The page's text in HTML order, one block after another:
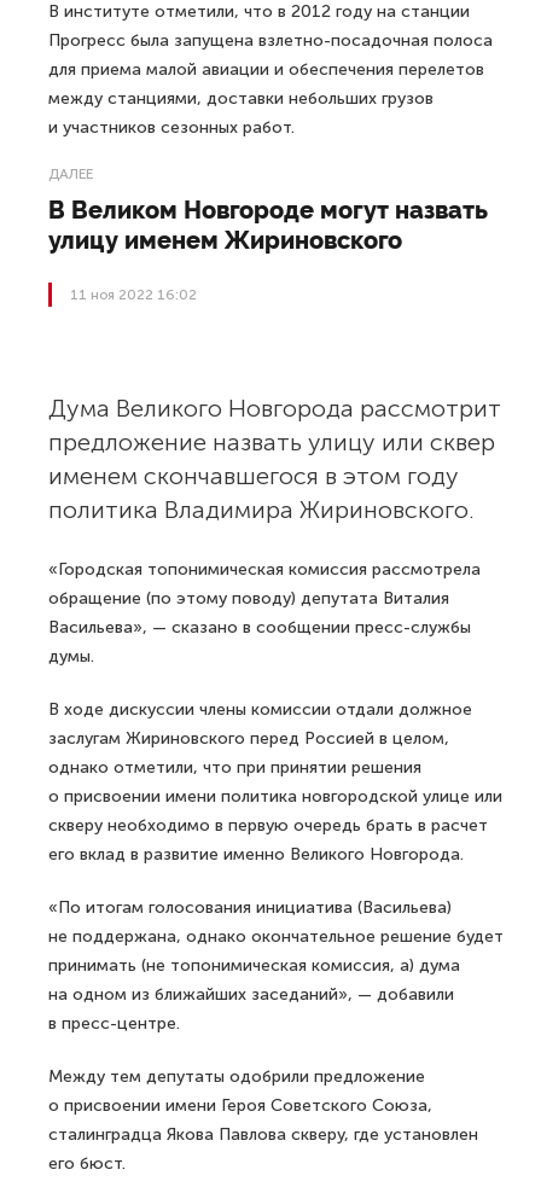
В институте отметили, что в 2012 году на станции
Прогресс была запущена взлетно-посадочная полоса
для приема малой авиации и обеспечения перелетов
между станциями, доставки небольших грузов
и участников сезонных работ.
ДАЛЕЕ
В Великом Новгороде могут назвать
улицу именем Жириновского
11 ноя 2022 16:02
Дума Великого Новгорода рассмотрит
предложение назвать улицу или сквер
именем скончавшегося в этом году
политика Владимира Жириновского.
«Городская топонимическая комиссия рассмотрела
обращение (по этому поводу) депутата Виталия
Васильева», — сказано в сообщении пресс-службы
думы.
В ходе дискуссии члены комиссии отдали должное
заслугам Жириновского перед Россией в целом,
однако отметили, что при принятии решения
о присвоении имени политика новгородской улице или
скверу необходимо в первую очередь брать в расчет
его вклад в развитие именно Великого Новгорода.
«По итогам голосования инициатива (Васильева)
не поддержана, однако окончательное решение будет
принимать (не топонимическая комиссия, а) дума
на одном из ближайших заседаний», — добавили
в пресс-центре.
Между тем депутаты одобрили предложение
о присвоении имени Героя Советского Союза,
сталинградца Якова Павлова скверу, где установлен
его бюст.